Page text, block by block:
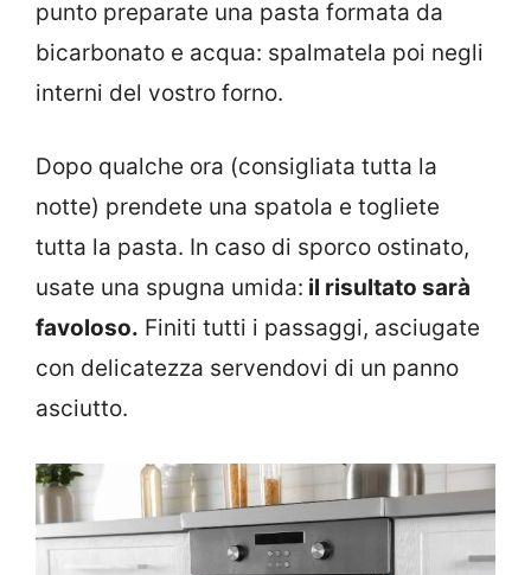
punto preparate una pasta formata da
bicarbonato e acqua: spalmatela poi negli
interni del vostro forno.
Dopo qualche ora (consigliata tutta la
notte) prendete una spatola e togliete
tutta la pasta. In caso di sporco ostinato,
usate una spugna umida: il risultato sarà
favoloso. Finiti tutti i passaggi, asciugate
con delicatezza servendovi di un panno
asciutto.